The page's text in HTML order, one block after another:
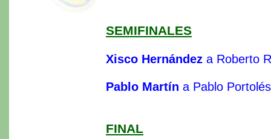
SEMIFINALES
Xisco Hernández a Roberto
Pablo Martín a Pablo
FINAL